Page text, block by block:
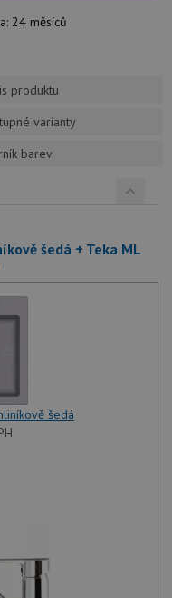
24 měsíců
produktu
varianty
barev
šedá + Teka ML
šedá